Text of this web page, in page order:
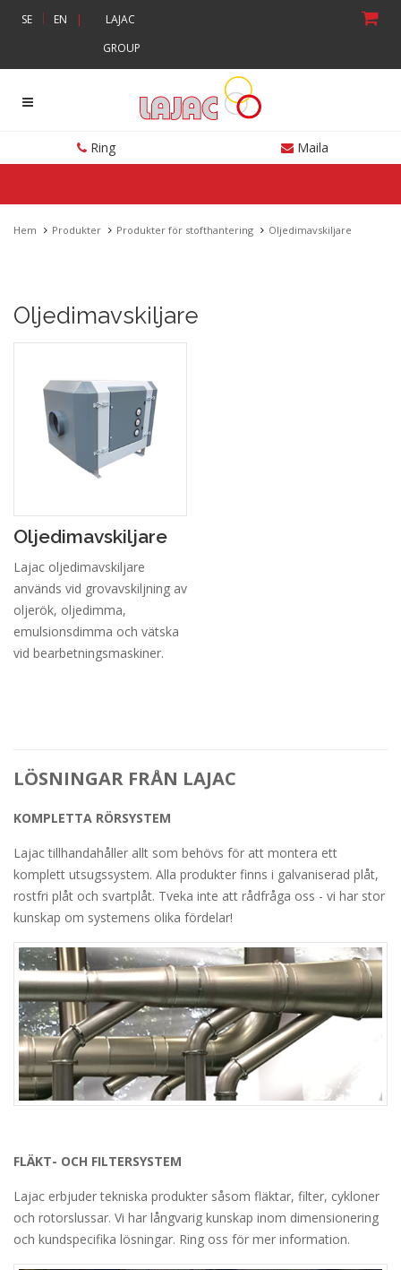
SE | EN |
LAJAC
GROUP
Ring Maila
Hem Produkter Produkter för stofthantering Oljedimavskiljare
Oljedimavskiljare
Oljedimavskiljare
Lajac oljedimavskiljare
används vid grovavskiljning av
oljerök, oljedimma,
emulsionsdimma och vätska
vid bearbetningsmaskiner.
LÖSNINGAR FRÅN LAJAC
KOMPLETTA RÖRSYSTEM
Lajac tillhandahåller allt som behövs för att montera ett
komplett utsugssystem. Alla produkter finns i galvaniserad plåt,
rostfri plåt och svartplåt. Tveka inte att rådfråga oss - vi har stor
kunskap om systemens olika fördelar!
FLÄKT- OCH FILTERSYSTEM
Lajac erbjuder tekniska produkter såsom fläktar, filter, cykloner
och rotorslussar. Vi har långvarig kunskap inom dimensionering
och kundspecifika lösningar. Ring oss för mer information.